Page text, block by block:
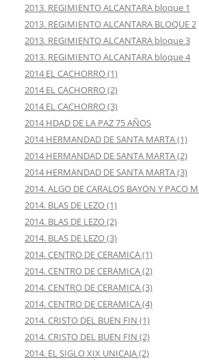
2013. REGIMIENTO ALCANTARA bloque 1
2013. REGIMIENTO ALCANTARA BLOQUE 2
2013. REGIMIENTO ALCANTARA bloque 3
2013. REGIMIENTO ALCANTARA bloque 4
2014 EL CACHORRO (1)
2014 EL CACHORRO (2)
2014 EL CACHORRO (3)
2014 HDAD DE LA PAZ 75 AÑOS
2014 HERMANDAD DE SANTA MARTA (1)
2014 HERMANDAD DE SANTA MARTA (2)
2014 HERMANDAD DE SANTA MARTA (3)
2014. ALGO DE CARALOS BAYON Y PACO
2014. BLAS DE LEZO (1)
2014. BLAS DE LEZO (2)
2014. BLAS DE LEZO (3)
2014. CENTRO DE CERAMICA (1)
2014. CENTRO DE CERAMICA (2)
2014. CENTRO DE CERAMICA (3)
2014. CENTRO DE CERAMICA (4)
2014. CRISTO DEL BUEN FIN (1)
2014. CRISTO DEL BUEN FIN (2)
2014. EL SIGLO XIX UNICAJA (2)